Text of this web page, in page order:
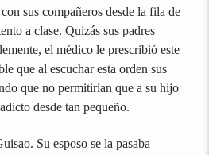
sus compañeros desde la fila de
a clase. Quizás sus padres
el médico le prescribió este
que al escuchar esta orden sus
que no permitirían que a su hijo
desde tan pequeño.
Su esposo se la pasaba